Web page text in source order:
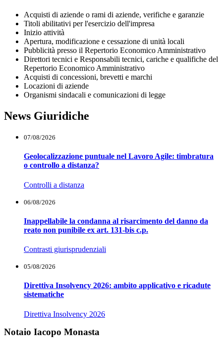
Acquisti di aziende o rami di aziende, verifiche e garanzie
Titoli abilitativi per l'esercizio dell'impresa
Inizio attività
Apertura, modificazione e cessazione di unità locali
Pubblicità presso il Repertorio Economico Amministrativo
Direttori tecnici e Responsabili tecnici, cariche e qualifiche del
Repertorio Economico Amministrativo
Acquisti di concessioni, brevetti e marchi
Locazioni di aziende
Organismi sindacali e comunicazioni di legge
News Giuridiche
07/08/2026
Geolocalizzazione puntuale nel Lavoro Agile: timbratura
o controllo a distanza?
Controlli a distanza
06/08/2026
Inappellabile la condanna al risarcimento del danno da
reato non punibile ex art. 131-bis c.p.
Contrasti giurisprudenziali
05/08/2026
Direttiva Insolvency 2026: ambito applicativo e ricadute
sistematiche
Direttiva Insolvency 2026
Notaio Iacopo Monasta